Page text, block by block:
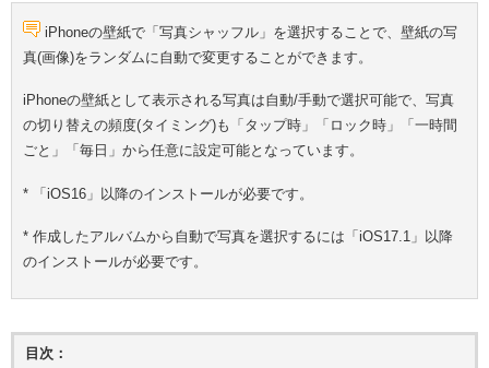
iPhoneの壁紙で「写真シャッフル」を選択することで、壁紙の写
真(画像)をランダムに自動で変更することができます。
iPhoneの壁紙として表示される写真は自動/手動で選択可能で、写真
の切り替えの頻度(タイミング)も「タップ時」「ロック時」「一時間
ごと」「毎日」から任意に設定可能となっています。
* 「iOS16」以降のインストールが必要です。
* 作成したアルバムから自動で写真を選択するには「iOS17.1」以降
のインストールが必要です。
目次：